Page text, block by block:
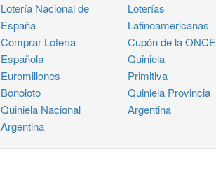
Lotería Nacional de
España
Comprar Lotería
Española
Euromillones
Bonoloto
Quiniela Nacional
Argentina
Loterías
Latinoamericanas
Cupón de la ONCE
Quiniela
Primitiva
Quiniela Provincia
Argentina